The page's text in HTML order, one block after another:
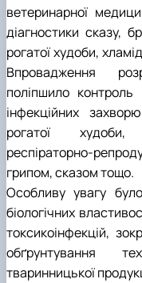
ветеринарної
діагностики сказу,
рогатої худоби,
Впровадження
поліпшило
інфекційних
рогатої худоби,
респіраторно-
грипом, сказом тощо.
Особливу увагу
біологічних
токсикоінфекцій,
обґрунтування
тваринницької